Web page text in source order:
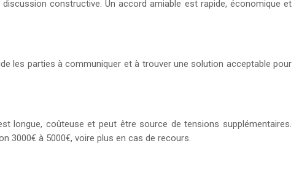
constructive. Un accord amiable est rapide, économique et
les parties à communiquer et à trouver une solution acceptable pour
longue, coûteuse et peut être source de tensions supplémentaires.
3000€ à 5000€, voire plus en cas de recours.